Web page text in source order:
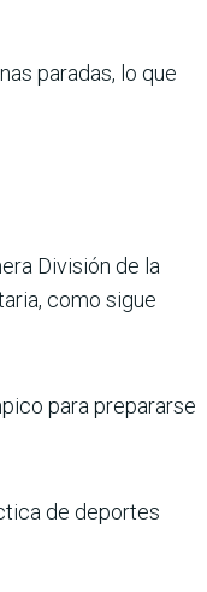
paradas, lo que
División de la
como sigue
para prepararse
de deportes